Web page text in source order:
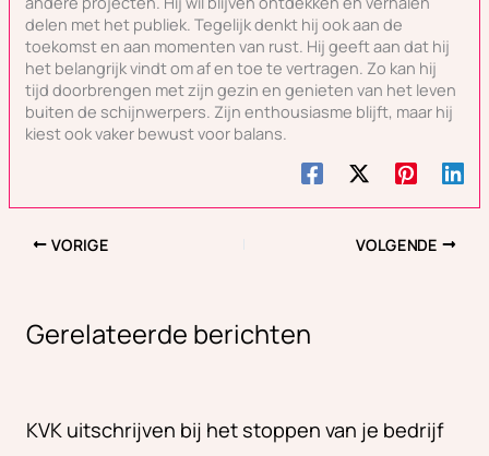
delen met het publiek. Tegelijk denkt hij ook aan de
toekomst en aan momenten van rust. Hij geeft aan dat hij
het belangrijk vindt om af en toe te vertragen. Zo kan hij
tijd doorbrengen met zijn gezin en genieten van het leven
buiten de schijnwerpers. Zijn enthousiasme blijft, maar hij
kiest ook vaker bewust voor balans.
VORIGE VOLGENDE
Gerelateerde berichten
KVK uitschrijven bij het stoppen van je bedrijf